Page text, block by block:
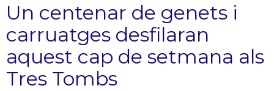
Un centenar de genets i
carruatges desfilaran
aquest cap de setmana als
Tres Tombs